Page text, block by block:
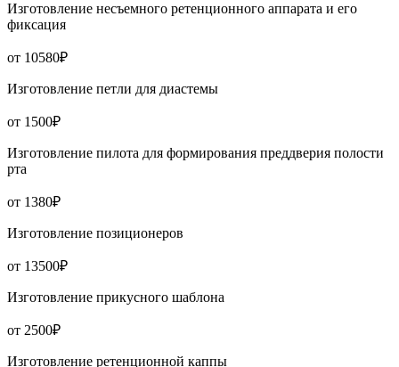
Изготовление несъемного ретенционного аппарата и его
фиксация
от 10580₽
Изготовление петли для диастемы
от 1500₽
Изготовление пилота для формирования преддверия полости
рта
от 1380₽
Изготовление позиционеров
от 13500₽
Изготовление прикусного шаблона
от 2500₽
Изготовление ретенционной каппы